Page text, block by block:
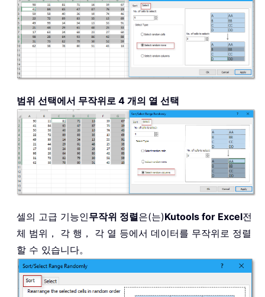
범위 선택에서 무작위로 4 개의 열 선택
셀의 고급 기능인무작위 정렬은(는)Kutools for Excel전
체 범위， 각 행， 각 열 등에서 데이터를 무작위로 정렬
할 수 있습니다。